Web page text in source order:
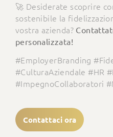
🚀 Desiderate scoprire
sostenibile la
vostra azienda?
personalizzata!
#EmployerBranding
#CulturaAziendale #HR
#ImpegnoCollaboratori
Contattaci ora